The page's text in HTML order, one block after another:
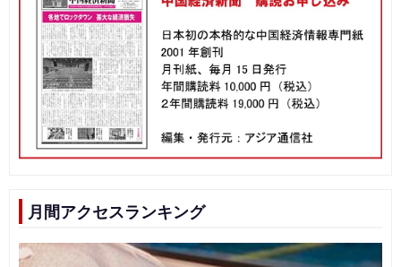
月間アクセスランキング